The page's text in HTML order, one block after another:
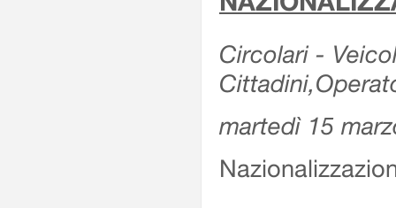
Circolari -
martedì 15